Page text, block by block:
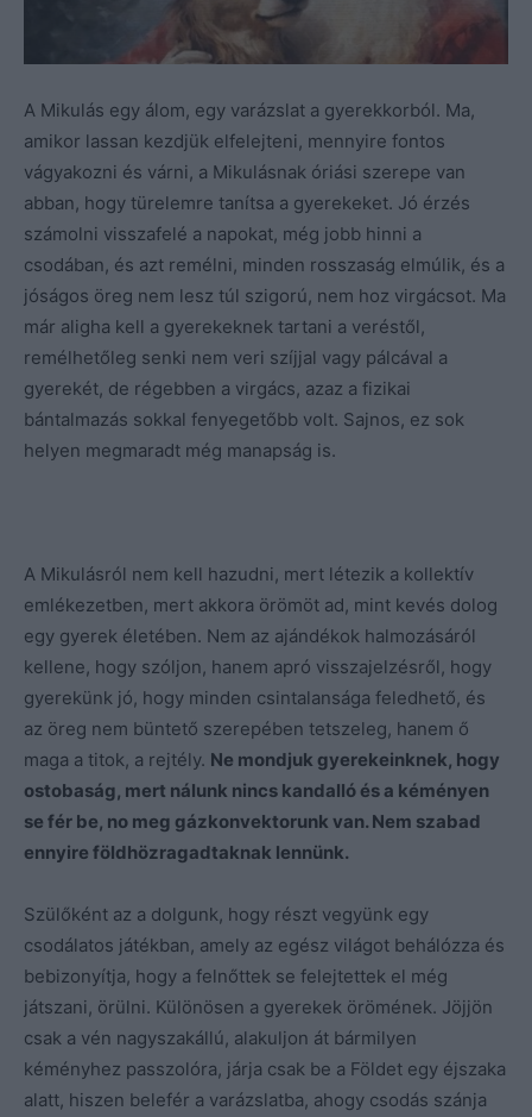
A Mikulás egy álom, egy varázslat a gyerekkorból. Ma,
amikor lassan kezdjük elfelejteni, mennyire fontos
vágyakozni és várni, a Mikulásnak óriási szerepe van
abban, hogy türelemre tanítsa a gyerekeket. Jó érzés
számolni visszafelé a napokat, még jobb hinni a
csodában, és azt remélni, minden rosszaság elmúlik, és a
jóságos öreg nem lesz túl szigorú, nem hoz virgácsot. Ma
már aligha kell a gyerekeknek tartani a veréstől,
remélhetőleg senki nem veri szíjjal vagy pálcával a
gyerekét, de régebben a virgács, azaz a fizikai
bántalmazás sokkal fenyegetőbb volt. Sajnos, ez sok
helyen megmaradt még manapság is.
A Mikulásról nem kell hazudni, mert létezik a kollektív
emlékezetben, mert akkora örömöt ad, mint kevés dolog
egy gyerek életében. Nem az ajándékok halmozásáról
kellene, hogy szóljon, hanem apró visszajelzésről, hogy
gyerekünk jó, hogy minden csintalansága feledhető, és
az öreg nem büntető szerepében tetszeleg, hanem ő
maga a titok, a rejtély. Ne mondjuk gyerekeinknek, hogy
ostobaság, mert nálunk nincs kandalló és a kéményen
se fér be, no meg gázkonvektorunk van. Nem szabad
ennyire földhözragadtaknak lennünk.
Szülőként az a dolgunk, hogy részt vegyünk egy
csodálatos játékban, amely az egész világot behálózza és
bebizonyítja, hogy a felnőttek se felejtettek el még
játszani, örülni. Különösen a gyerekek örömének. Jöjjön
csak a vén nagyszakállú, alakuljon át bármilyen
kéményhez passzolóra, járja csak be a Földet egy éjszaka
alatt, hiszen belefér a varázslatba, ahogy csodás szánja